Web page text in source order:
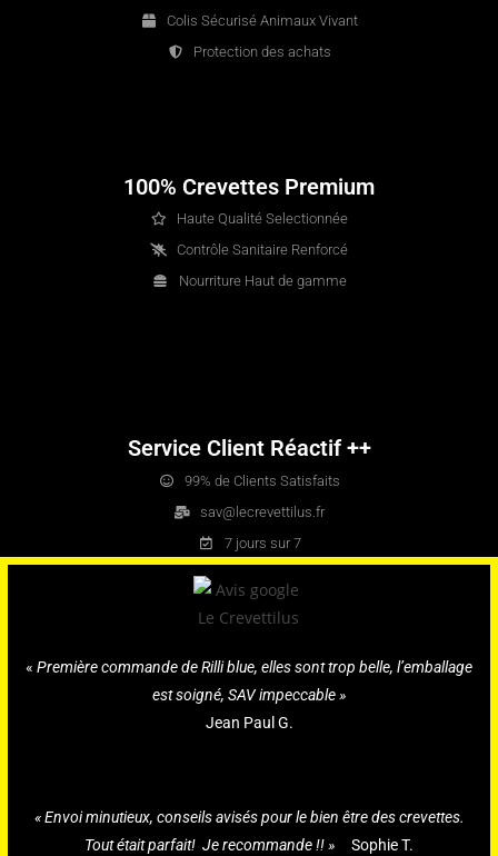
Colis Sécurisé Animaux Vivant
Protection des achats
100% Crevettes Premium
Haute Qualité Selectionnée
Contrôle Sanitaire Renforcé
Nourriture Haut de gamme
Service Client Réactif ++
99% de Clients Satisfaits
sav@lecrevettilus.fr
7 jours sur 7
« Première commande de Rilli blue, elles sont trop belle, l’emballage
est soigné, SAV impeccable »
Jean Paul G.
« Envoi minutieux, conseils avisés pour le bien être des crevettes.
Tout était parfait! Je recommande !! » Sophie T.